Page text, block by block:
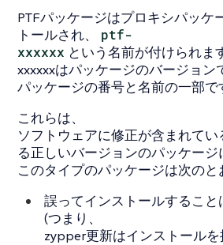
PTFパッケージはプロキシパッケ
トールされ、
ptf-
xxxxxx という名前が付けられま
xxxxxxはパッケージのバージョン
パッケージの番号と名前の一部で
これらは、
ソフトウェアに修正が含まれて
る正しいバージョンのパッケージ
このタイプのパッケージは次のと
誤ってインストールすること
(つまり、
zypper更新はインストールを